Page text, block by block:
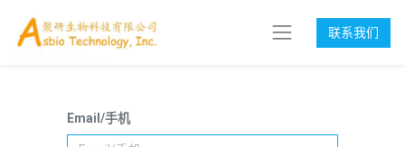
联系我们
Email/手机